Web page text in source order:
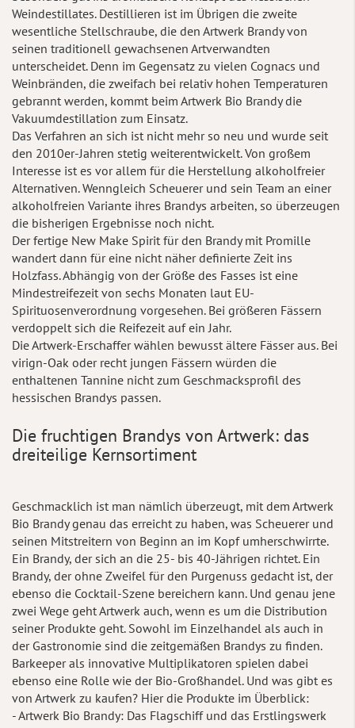
Weindestillates. Destillieren ist im Übrigen die zweite
wesentliche Stellschraube, die den Artwerk Brandy von
seinen traditionell gewachsenen Artverwandten
unterscheidet. Denn im Gegensatz zu vielen Cognacs und
Weinbränden, die zweifach bei relativ hohen Temperaturen
gebrannt werden, kommt beim Artwerk Bio Brandy die
Vakuumdestillation zum Einsatz.
Das Verfahren an sich ist nicht mehr so neu und wurde seit
den 2010er-Jahren stetig weiterentwickelt. Von großem
Interesse ist es vor allem für die Herstellung alkoholfreier
Alternativen. Wenngleich Scheuerer und sein Team an einer
alkoholfreien Variante ihres Brandys arbeiten, so überzeugen
die bisherigen Ergebnisse noch nicht.
Der fertige New Make Spirit für den Brandy mit Promille
wandert dann für eine nicht näher definierte Zeit ins
Holzfass. Abhängig von der Größe des Fasses ist eine
Mindestreifezeit von sechs Monaten laut EU-
Spirituosenverordnung vorgesehen. Bei größeren Fässern
verdoppelt sich die Reifezeit auf ein Jahr.
Die Artwerk-Erschaffer wählen bewusst ältere Fässer aus. Bei
virign-Oak oder recht jungen Fässern würden die
enthaltenen Tannine nicht zum Geschmacksprofil des
hessischen Brandys passen.
Die fruchtigen Brandys von Artwerk: das
dreiteilige Kernsortiment
Geschmacklich ist man nämlich überzeugt, mit dem Artwerk
Bio Brandy genau das erreicht zu haben, was Scheuerer und
seinen Mitstreitern von Beginn an im Kopf umherschwirrte.
Ein Brandy, der sich an die 25- bis 40-Jährigen richtet. Ein
Brandy, der ohne Zweifel für den Purgenuss gedacht ist, der
ebenso die Cocktail-Szene bereichern kann. Und genau jene
zwei Wege geht Artwerk auch, wenn es um die Distribution
seiner Produkte geht. Sowohl im Einzelhandel als auch in
der Gastronomie sind die zeitgemäßen Brandys zu finden.
Barkeeper als innovative Multiplikatoren spielen dabei
ebenso eine Rolle wie der Bio-Großhandel. Und was gibt es
von Artwerk zu kaufen? Hier die Produkte im Überblick:
- Artwerk Bio Brandy: Das Flagschiff und das Erstlingswerk